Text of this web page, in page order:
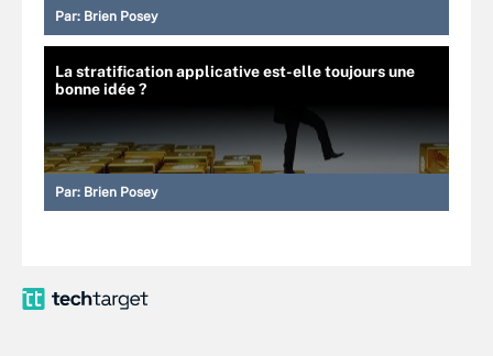
Par: Brien Posey
La stratification applicative est-elle toujours une
bonne idée ?
Par: Brien Posey